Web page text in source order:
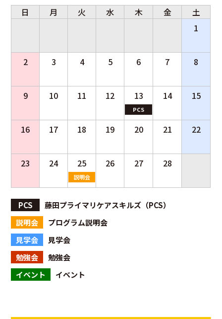
日 月 火 水 木 金
土
1
2 3 4 5 6 7 8
9 10 11 12 13
PCS
14 15
16 17 18 19 20 21 22
23 24 25
説明会
26 27 28
PCS
藤田プライマリケアスキルズ（PCS）
説明会
プログラム説明会
見学会
見学会
勉強会
勉強会
イベント
イベント